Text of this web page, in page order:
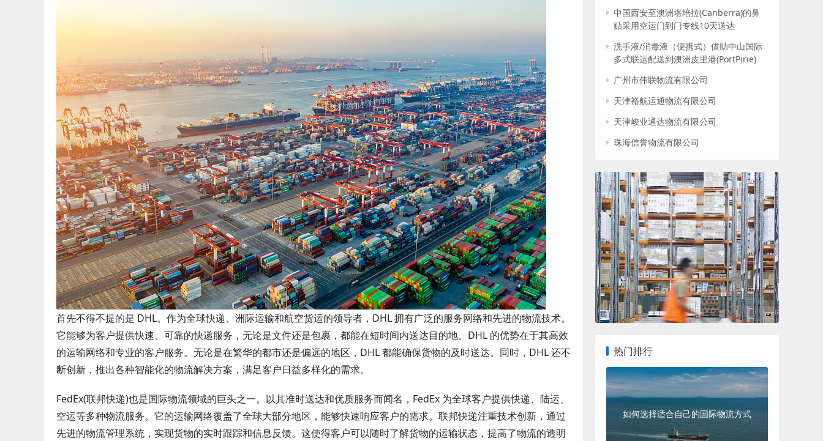
首先不得不提的是 DHL。作为全球快递、洲际运输和航空货运的领导者，DHL 拥有广泛的服务网络和先进的物流技术。
它能够为客户提供快速、可靠的快递服务，无论是文件还是包裹，都能在短时间内送达目的地。DHL 的优势在于其高效
的运输网络和专业的客户服务。无论是在繁华的都市还是偏远的地区，DHL 都能确保货物的及时送达。同时，DHL 还不
断创新，推出各种智能化的物流解决方案，满足客户日益多样化的需求。
FedEx(联邦快递)也是国际物流领域的巨头之一。以其准时送达和优质服务而闻名，FedEx 为全球客户提供快递、陆运、
空运等多种物流服务。它的运输网络覆盖了全球大部分地区，能够快速响应客户的需求。联邦快递注重技术创新，通过
先进的物流管理系统，实现货物的实时跟踪和信息反馈。这使得客户可以随时了解货物的运输状态，提高了物流的透明
中国西安至澳洲堪培拉(Canberra)的鼻
贴采用空运门到门专线10天送达
洗手液/消毒液（便携式）借助中山国际
多式联运配送到澳洲皮里港(PortPirie)
广州市伟联物流有限公司
天津裕航运通物流有限公司
天津峻业通达物流有限公司
珠海信誉物流有限公司
热门排行
如何选择适合自己的国际物流方式